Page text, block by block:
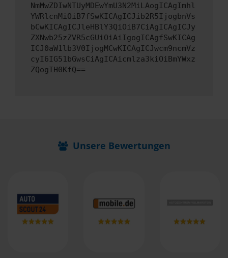
NmMwZDIwNTUyMDEwYmU3N2MiLAogICAgImhl
YWRlcnMiOiB7fSwKICAgICJib2R5IjogbnVs
bCwKICAgICJleHBlY3QiOiB7CiAgICAgICJy
ZXNwb25zZVR5cGUiOiAiIgogICAgfSwKICAg
ICJ0aW1lb3V0IjogMCwKICAgICJwcm9ncmVz
cyI6IG51bGwsCiAgICAicmlza3kiOiBmYWxz
ZQogIH0KfQ==
Unsere Bewertungen